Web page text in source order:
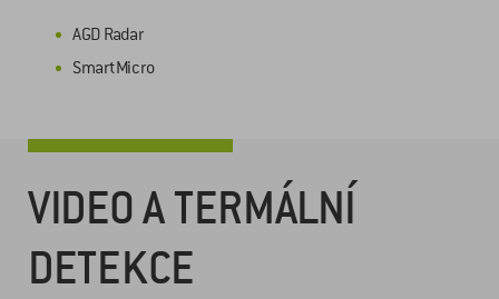
AGD Radar
SmartMicro
VIDEO A TERMÁLNÍ
DETEKCE